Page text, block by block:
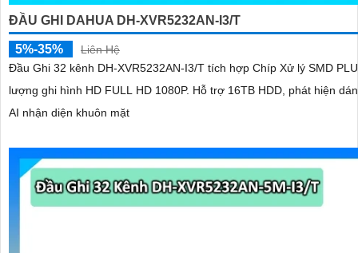
ĐẦU GHI DAHUA DH-XVR5232AN-I3/T
5%-35%
Liên Hệ
Đầu Ghi 32 kênh DH-XVR5232AN-I3/T tích hợp Chíp Xử lý SMD
lượng ghi hình HD FULL HD 1080P. Hỗ trợ 16TB HDD, phát hiện
AI nhận diện khuôn mặt